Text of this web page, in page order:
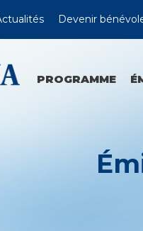
Devenir
PROGRAMME